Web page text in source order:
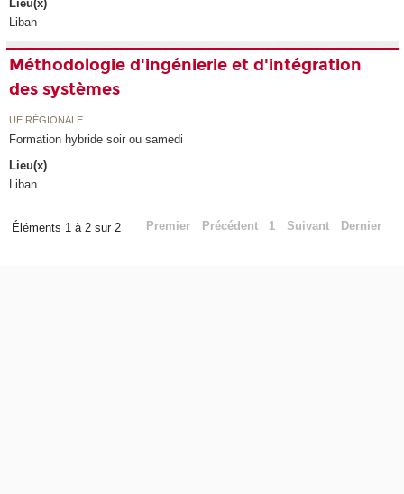
Lieu(x)
Liban
Méthodologie d'ingénierie et d'intégration
des systèmes
UE RÉGIONALE
Formation hybride soir ou samedi
Lieu(x)
Liban
Éléments 1 à 2 sur 2 Premier Précédent 1 Suivant Dernier